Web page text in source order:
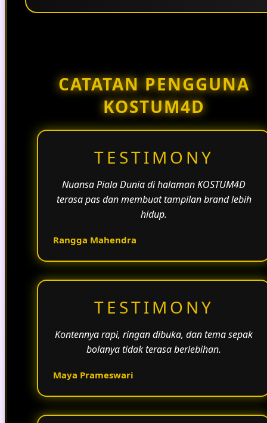
CATATAN PENGGUNA
KOSTUM4D
TESTIMONY
Nuansa Piala Dunia di halaman KOSTUM4D
terasa pas dan membuat tampilan brand lebih
hidup.
Rangga Mahendra
TESTIMONY
Kontennya rapi, ringan dibuka, dan tema sepak
bolanya tidak terasa berlebihan.
Maya Prameswari